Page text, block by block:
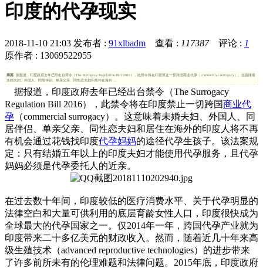
印度的代孕现实
2018-11-10 21:03 发布者 : 91xlbadm 查看 : 117387 评论 : 1
原作者 : 13069522955
摘要: 据报道，印度政府去年已经出台禁令（The Surrogacy Regulation Bill 2016），此禁令将在印度禁止一切跨国商业代孕（commercial surrogacy）。这意味着
未婚夫妇、外国人、同居伴侣、单亲父亲、同性恋夫妇和居住在海外 ...
据报道，印度政府去年已经出台禁令（The Surrogacy
Regulation Bill 2016），此禁令将在印度禁止一切跨国商业代
孕 （commercial surrogacy）。这意味着未婚夫妇、外国人、同
居伴侣、单亲父亲、同性恋夫妇和居住在海外的印度人将不再
有机会通过花钱找印度代孕妈妈的途径代孕生孩子。该法案规
定：只有结婚五年以上的印度夫妇才能使用代孕服务，且代孕
妈妈必须是代孕委托人的近亲。
在过去数十年间，印度较低的医疗消费水平、关于代孕明显的
法律空白和大量可供利用的底层育龄女性人口，印度很快成为
全球最大的代孕国家之一。仅2014年一年，跨国代孕产业就为
印度带来二十多亿美元的财政收入。然而，随着近几十年来高
级生殖技术（advanced reproductive technologies）的进步带来
了许多前所未有的伦理难题和法律问题。2015年底，印度政府